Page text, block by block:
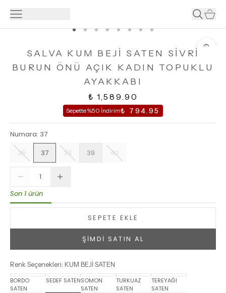
SALVA KUM BEJİ SATEN SİVRİ
BURUN ÖNÜ AÇIK KADIN TOPUKLU
AYAKKABI
₺ 1,589.90
Sepette %50 İndirim₺ 794.95
Numara: 37
36
37 38 39 40
Son 1 ürün
SEPETE EKLE
ŞİMDİ SATIN AL
Renk Seçenekleri: KUM BEJİ SATEN
BORDO
SATEN
SEDEF SATENSOMON
SATEN
TURKUAZ
SATEN
TEREYAĞI
SATEN